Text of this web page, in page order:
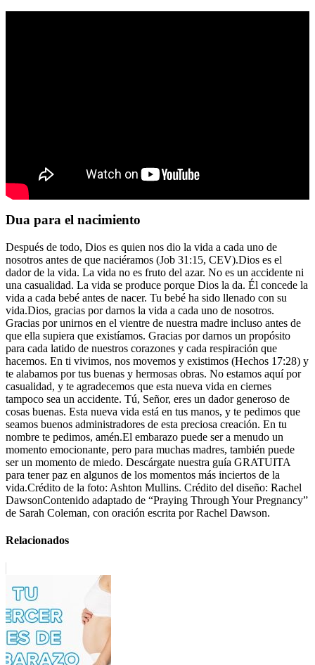
Dua para el nacimiento
Después de todo, Dios es quien nos dio la vida a cada uno de
nosotros antes de que naciéramos (Job 31:15, CEV).Dios es el
dador de la vida. La vida no es fruto del azar. No es un accidente ni
una casualidad. La vida se produce porque Dios la da. Él concede la
vida a cada bebé antes de nacer. Tu bebé ha sido llenado con su
vida.Dios, gracias por darnos la vida a cada uno de nosotros.
Gracias por unirnos en el vientre de nuestra madre incluso antes de
que ella supiera que existíamos. Gracias por darnos un propósito
para cada latido de nuestros corazones y cada respiración que
hacemos. En ti vivimos, nos movemos y existimos (Hechos 17:28) y
te alabamos por tus buenas y hermosas obras. No estamos aquí por
casualidad, y te agradecemos que esta nueva vida en ciernes
tampoco sea un accidente. Tú, Señor, eres un dador generoso de
cosas buenas. Esta nueva vida está en tus manos, y te pedimos que
seamos buenos administradores de esta preciosa creación. En tu
nombre te pedimos, amén.El embarazo puede ser a menudo un
momento emocionante, pero para muchas madres, también puede
ser un momento de miedo. Descárgate nuestra guía GRATUITA
para tener paz en algunos de los momentos más inciertos de la
vida.Crédito de la foto: Ashton Mullins. Crédito del diseño: Rachel
DawsonContenido adaptado de “Praying Through Your Pregnancy”
de Sarah Coleman, con oración escrita por Rachel Dawson.
Relacionados